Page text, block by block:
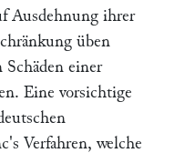
Ausdehnung ihrer
üben
Schäden einer
Eine vorsichtige
s Verfahren, welche